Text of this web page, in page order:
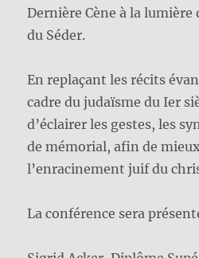
Dernière Cène à la
du Séder.
En replaçant les récits
cadre du judaïsme du Ier
d’éclairer les gestes, les
de mémorial, afin de
l’enracinement juif du
La conférence sera